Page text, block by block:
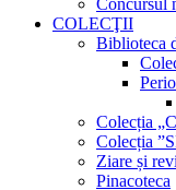
COLECŢII
Biblioteca
Colecția
Colecția
Ziare și
Pinacoteca